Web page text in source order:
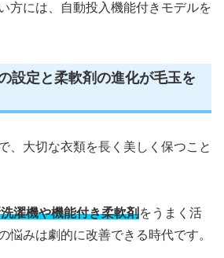
方には、自動投入機能付きモデルを
設定と柔軟剤の進化が毛玉を
、大切な衣類を長く美しく保つこと
濯機や機能付き柔軟剤をうまく活
悩みは劇的に改善できる時代です。